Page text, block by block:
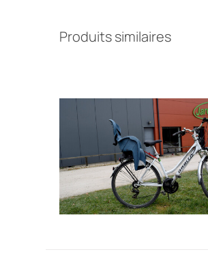
Produits similaires
RÉSERVER ! / DÉTAILS